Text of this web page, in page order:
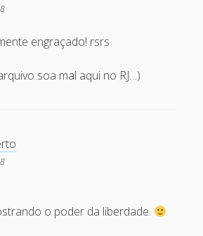
engraçado! rsrs
soa mal aqui no RJ…)
o poder da liberdade.